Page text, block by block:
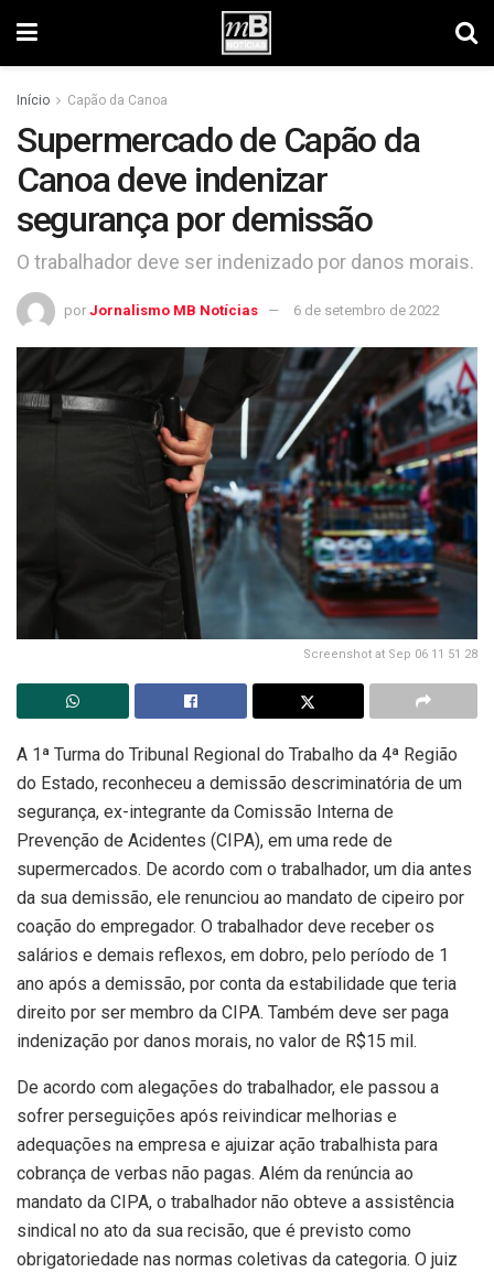
Início Capão da Canoa
Supermercado de Capão da
Canoa deve indenizar
segurança por demissão
O trabalhador deve ser indenizado por danos morais.
por Jornalismo MB Notícias 6 de setembro de 2022
Screenshot at Sep 06 11 51 28
A 1ª Turma do Tribunal Regional do Trabalho da 4ª Região
do Estado, reconheceu a demissão descriminatória de um
segurança, ex-integrante da Comissão Interna de
Prevenção de Acidentes (CIPA), em uma rede de
supermercados. De acordo com o trabalhador, um dia antes
da sua demissão, ele renunciou ao mandato de cipeiro por
coação do empregador. O trabalhador deve receber os
salários e demais reflexos, em dobro, pelo período de 1
ano após a demissão, por conta da estabilidade que teria
direito por ser membro da CIPA. Também deve ser paga
indenização por danos morais, no valor de R$15 mil.
De acordo com alegações do trabalhador, ele passou a
sofrer perseguições após reivindicar melhorias e
adequações na empresa e ajuizar ação trabalhista para
cobrança de verbas não pagas. Além da renúncia ao
mandato da CIPA, o trabalhador não obteve a assistência
sindical no ato da sua recisão, que é previsto como
obrigatoriedade nas normas coletivas da categoria. O juiz